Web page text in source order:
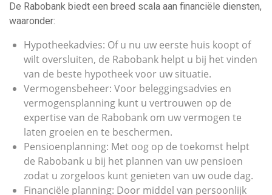
De Rabobank biedt een breed scala aan financiële diensten,
waaronder:
Hypotheekadvies: Of u nu uw eerste huis koopt of
wilt oversluiten, de Rabobank helpt u bij het vinden
van de beste hypotheek voor uw situatie.
Vermogensbeheer: Voor beleggingsadvies en
vermogensplanning kunt u vertrouwen op de
expertise van de Rabobank om uw vermogen te
laten groeien en te beschermen.
Pensioenplanning: Met oog op de toekomst helpt
de Rabobank u bij het plannen van uw pensioen
zodat u zorgeloos kunt genieten van uw oude dag.
Financiële planning: Door middel van persoonlijk